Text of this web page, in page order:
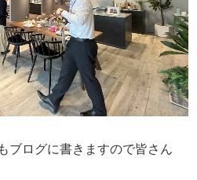
ブログに書きますので皆さん